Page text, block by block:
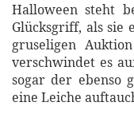
Halloween steht
Glücksgriff, als sie
gruseligen
verschwindet es
sogar der ebenso
eine Leiche